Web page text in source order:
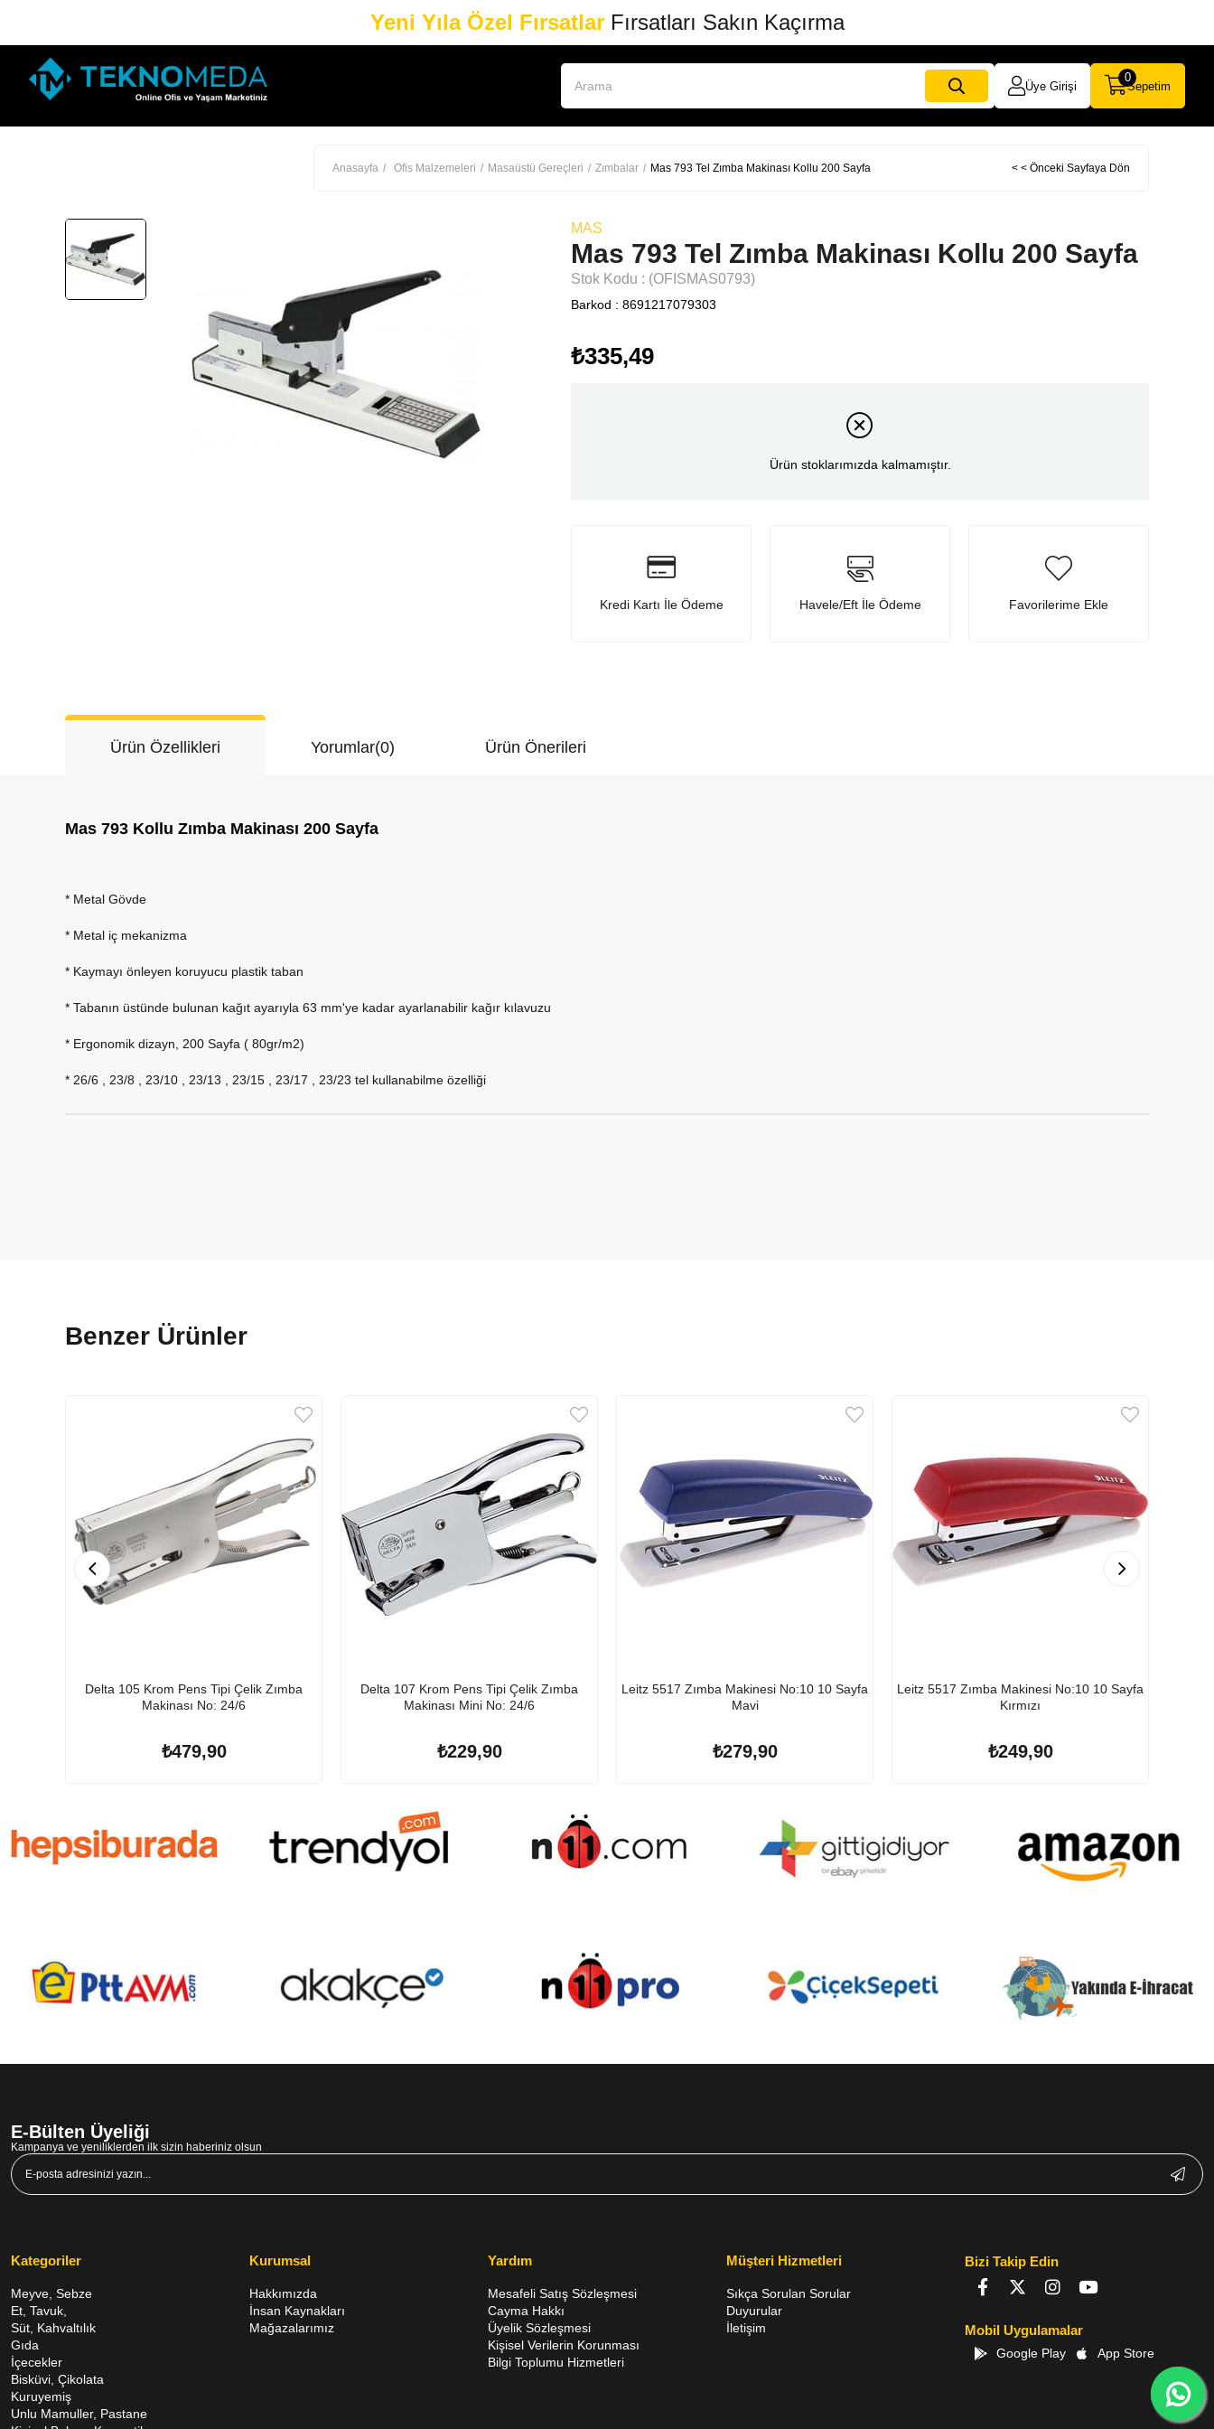
Yeni Yıla Özel FırsatlarFırsatları Sakın Kaçırma
Üye Girişi Sepetim
0
Anasayfa Ofis Malzemeleri Masaüstü Gereçleri Zımbalar Mas 793 Tel Zımba Makinası Kollu 200 Sayfa < < Önceki Sayfaya Dön
MAS
Mas 793 Tel Zımba Makinası Kollu 200 Sayfa
Stok Kodu (OFISMAS0793)
Barkod : 8691217079303
₺335,49
Ürün stoklarımızda kalmamıştır.
Kredi Kartı İle Ödeme Havele/Eft İle Ödeme Favorilerime Ekle
Ürün Özellikleri Yorumlar(0) Ürün Önerileri
Mas 793 Kollu Zımba Makinası 200 Sayfa
* Metal Gövde
* Metal iç mekanizma
* Kaymayı önleyen koruyucu plastik taban
* Tabanın üstünde bulunan kağıt ayarıyla 63 mm'ye kadar ayarlanabilir kağır kılavuzu
* Ergonomik dizayn, 200 Sayfa ( 80gr/m2)
* 26/6 , 23/8 , 23/10 , 23/13 , 23/15 , 23/17 , 23/23 tel kullanabilme özelliği
Benzer Ürünler
Delta 105 Krom Pens Tipi Çelik Zımba
Makinası No: 24/6
₺479,90
Delta 107 Krom Pens Tipi Çelik Zımba
Makinası Mini No: 24/6
₺229,90
Leitz 5517 Zımba Makinesi No:10 10 Sayfa
Mavi
₺279,90
Leitz 5517 Zımba Makinesi No:10 10 Sayfa
Kırmızı
₺249,90
E-Bülten Üyeliği
Kampanya ve yeniliklerden ilk sizin haberiniz olsun
Kategoriler
Meyve, Sebze
Et, Tavuk,
Süt, Kahvaltılık
Gıda
İçecekler
Bisküvi, Çikolata
Kuruyemiş
Unlu Mamuller, Pastane
Kurumsal
Hakkımızda
İnsan Kaynakları
Mağazalarımız
Yardım
Mesafeli Satış Sözleşmesi
Cayma Hakkı
Üyelik Sözleşmesi
Kişisel Verilerin Korunması
Bilgi Toplumu Hizmetleri
Müşteri Hizmetleri
Sıkça Sorulan Sorular
Duyurular
İletişim
Bizi Takip Edin
Mobil Uygulamalar
Google Play App Store